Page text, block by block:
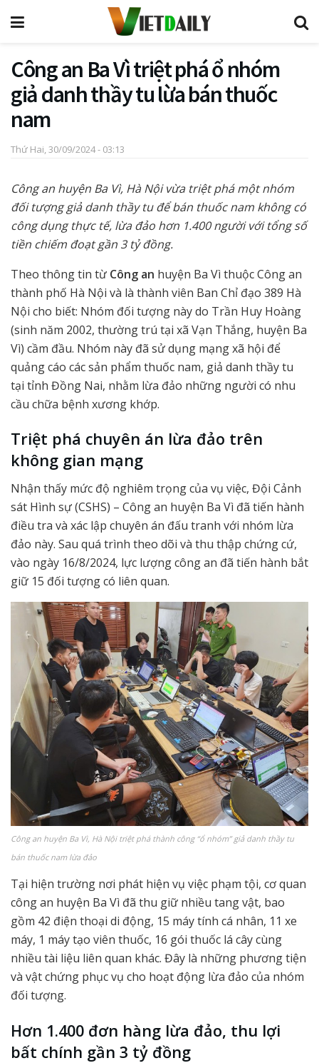
Công an Ba Vì triệt phá ổ nhóm
giả danh thầy tu lừa bán thuốc
nam
Thứ Hai, 30/09/2024 - 03:13
Công an huyện Ba Vì, Hà Nội vừa triệt phá một nhóm
đối tượng giả danh thầy tu để bán thuốc nam không có
công dụng thực tế, lừa đảo hơn 1.400 người với tổng số
tiền chiếm đoạt gần 3 tỷ đồng.
Theo thông tin từ Công an huyện Ba Vì thuộc Công an
thành phố Hà Nội và là thành viên Ban Chỉ đạo 389 Hà
Nội cho biết: Nhóm đối tượng này do Trần Huy Hoàng
(sinh năm 2002, thường trú tại xã Vạn Thắng, huyện Ba
Vì) cầm đầu. Nhóm này đã sử dụng mạng xã hội để
quảng cáo các sản phẩm thuốc nam, giả danh thầy tu
tại tỉnh Đồng Nai, nhằm lừa đảo những người có nhu
cầu chữa bệnh xương khớp.
Triệt phá chuyên án lừa đảo trên
không gian mạng
Nhận thấy mức độ nghiêm trọng của vụ việc, Đội Cảnh
sát Hình sự (CSHS) – Công an huyện Ba Vì đã tiến hành
điều tra và xác lập chuyên án đấu tranh với nhóm lừa
đảo này. Sau quá trình theo dõi và thu thập chứng cứ,
vào ngày 16/8/2024, lực lượng công an đã tiến hành bắt
giữ 15 đối tượng có liên quan.
Công an huyện Ba Vì, Hà Nội triệt phá thành công “ổ nhóm” giả danh thầy tu
bán thuốc nam lừa đảo
Tại hiện trường nơi phát hiện vụ việc phạm tội, cơ quan
công an huyện Ba Vì đã thu giữ nhiều tang vật, bao
gồm 42 điện thoại di động, 15 máy tính cá nhân, 11 xe
máy, 1 máy tạo viên thuốc, 16 gói thuốc lá cây cùng
nhiều tài liệu liên quan khác. Đây là những phương tiện
và vật chứng phục vụ cho hoạt động lừa đảo của nhóm
đối tượng.
Hơn 1.400 đơn hàng lừa đảo, thu lợi
bất chính gần 3 tỷ đồng